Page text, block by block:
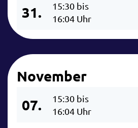
31.
15:30 bis
16:04 Uhr
November
07.
15:30 bis
16:04 Uhr